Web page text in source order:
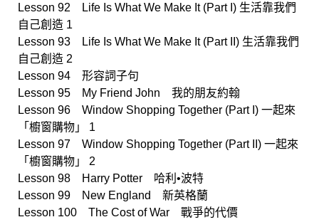
Lesson 92 Life Is What We Make It (Part I) 生活靠我們
自己創造 1
Lesson 93 Life Is What We Make It (Part II) 生活靠我們
自己創造 2
Lesson 94 形容詞子句
Lesson 95 My Friend John 我的朋友約翰
Lesson 96 Window Shopping Together (Part I) 一起來
「櫥窗購物」 1
Lesson 97 Window Shopping Together (Part II) 一起來
「櫥窗購物」 2
Lesson 98 Harry Potter 哈利•波特
Lesson 99 New England 新英格蘭
Lesson 100 The Cost of War 戰爭的代價